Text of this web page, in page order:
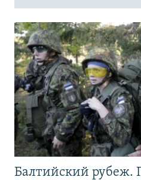
Балтийский рубеж.